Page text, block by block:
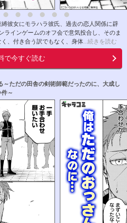
彼女にモラハラ彼氏、過去の恋人関係に辟
インゲームのオフ会で意気投合し、そのま
、付き合う訳でもなく、身体...続きを読む
で今すぐ読む
～ただの田舎の剣術師範だったのに、大成し
～